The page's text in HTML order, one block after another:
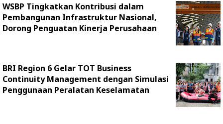
WSBP Tingkatkan Kontribusi dalam
Pembangunan Infrastruktur Nasional,
Dorong Penguatan Kinerja Perusahaan
BRI Region 6 Gelar TOT Business
Continuity Management dengan Simulasi
Penggunaan Peralatan Keselamatan